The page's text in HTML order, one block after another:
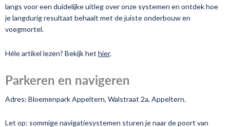
langs voor een duidelijke uitleg over onze systemen en ontdek hoe
je langdurig resultaat behaalt met de juiste onderbouw en
voegmortel.
Héle artikel lezen? Bekijk het hier.
Parkeren en navigeren
Adres: Bloemenpark Appeltern, Walstraat 2a, Appeltern.
Let op: sommige navigatiesystemen sturen je naar de poort van